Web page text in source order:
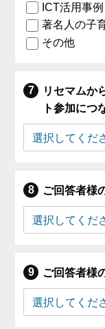
ICT活用事例
著名人の子
その他
リセマムか
ト参加につ
ご回答者様
ご回答者様